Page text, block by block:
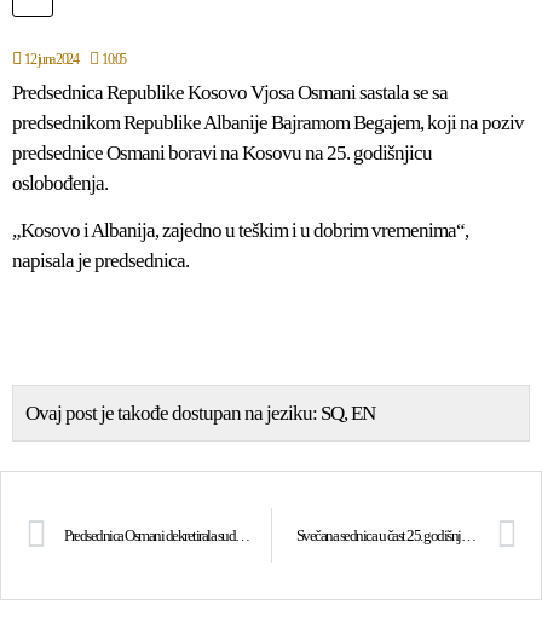
12 juna 2024 10:05
Predsednica Republike Kosovo Vjosa Osmani sastala se sa
predsednikom Republike Albanije Bajramom Begajem, koji na poziv
predsednice Osmani boravi na Kosovu na 25. godišnjicu
oslobođenja.
„Kosovo i Albanija, zajedno u teškim i u dobrim vremenima“,
napisala je predsednica.
Ovaj post je takođe dostupan na jeziku: SQ EN
Predsednica Osmani dekretirala sudiju sa početnim mandatom Svečana sednica u čast 25. godišnjice oslobođenja Kosova